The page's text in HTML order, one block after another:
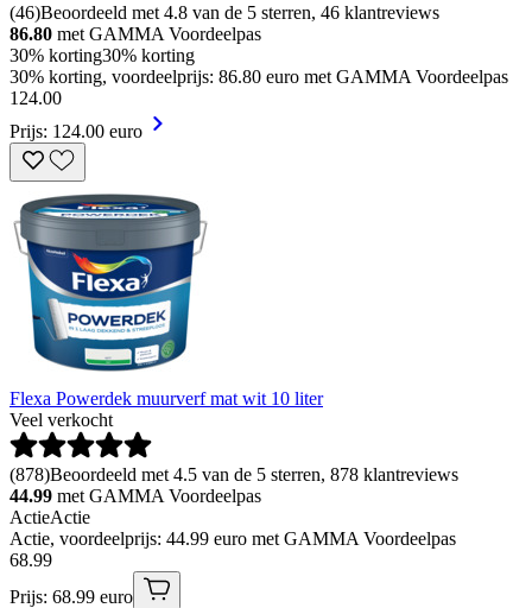
(46)Beoordeeld met 4.8 van de 5 sterren, 46 klantreviews
86.80 met GAMMA Voordeelpas
30% korting30% korting
30% korting, voordeelprijs: 86.80 euro met GAMMA Voordeelpas
124.00
Prijs: 124.00 euro
Flexa Powerdek muurverf mat wit 10 liter
Veel verkocht
(878)Beoordeeld met 4.5 van de 5 sterren, 878 klantreviews
44.99 met GAMMA Voordeelpas
ActieActie
Actie, voordeelprijs: 44.99 euro met GAMMA Voordeelpas
68.99
Prijs: 68.99 euro